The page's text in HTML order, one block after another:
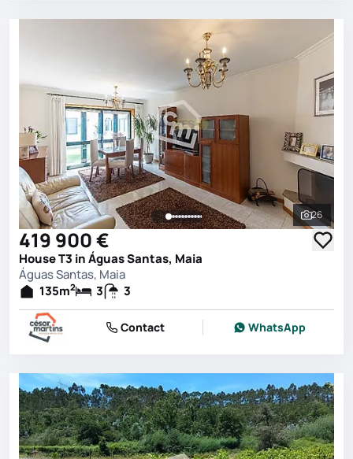
See all
26
419 900 €
House T3 in Águas Santas, Maia
Águas Santas, Maia
135m2 3 3
Contact WhatsApp